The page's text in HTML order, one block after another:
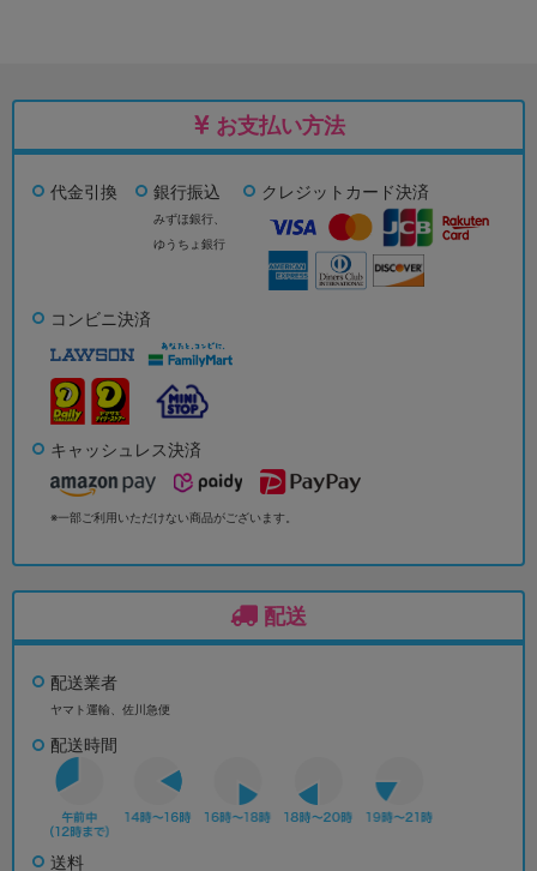
お支払い方法
代金引換 銀行振込
みずほ銀行、
ゆうちょ銀行
クレジットカード決済
コンビニ決済
キャッシュレス決済
※一部ご利用いただけない商品がございます。
配送
配送業者
ヤマト運輸、佐川急便
配送時間
送料